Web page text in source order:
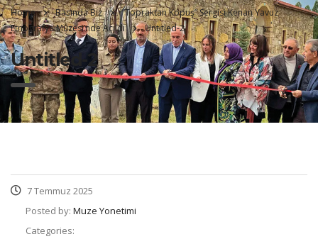
Home Basında Biz
“Topraktan Kopuş” Sergisi Kenan Yavuz
Etnografya Müzesi’nde Açıldı
Untitled-2
Untitled-2
7 Temmuz 2025
Posted by: Muze Yonetimi
Categories: